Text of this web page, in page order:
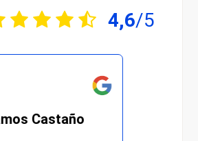
4,6/5
Julián Martínez Molina